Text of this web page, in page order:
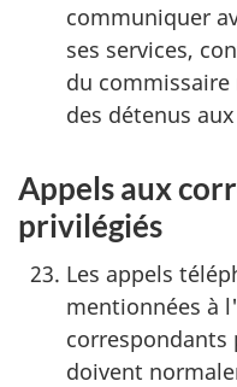
communiquer
ses services,
du commissaire
des détenus
Appels aux
privilégiés
Les appels
mentionnées à
correspondants
doivent